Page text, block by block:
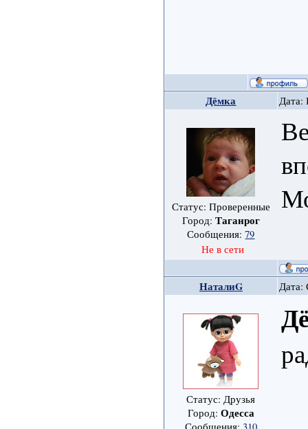
Дёмка Дата:
Статус: Проверенные
Город: Таганрог
Сообщения:79
Не в сети
НаталиG Дата:
Статус: Друзья
Город: Одесса